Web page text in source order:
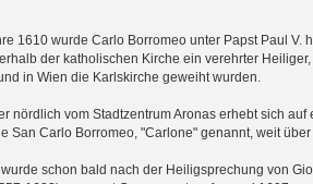
1610 wurde Carlo Borromeo unter Papst Paul V.
der katholischen Kirche ein verehrter
in Wien die Karlskirche geweiht wurden.
nördlich vom Stadtzentrum Aronas erhebt sich auf
San Carlo Borromeo, "Carlone" genannt, weit über
schon bald nach der Heiligsprechung von